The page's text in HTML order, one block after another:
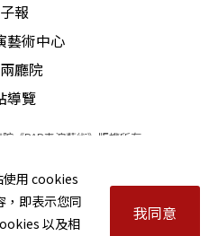
成了「木村拓哉」第二，
外型發行唱片，但據悉
的他，也終究無法適應
場音樂會賣座，錄製唱
卻因理念不合黯然與DG
，預計灌錄蕭邦作品全
報
藝術中心
廳院
導覽
《PAR表演藝術》版權所有
All Rights Reserved
00973926
異動應以主辦單位公告為準。
權聲明｜著作權聲明
使用 cookies
，即表示您同
以及相
我同意